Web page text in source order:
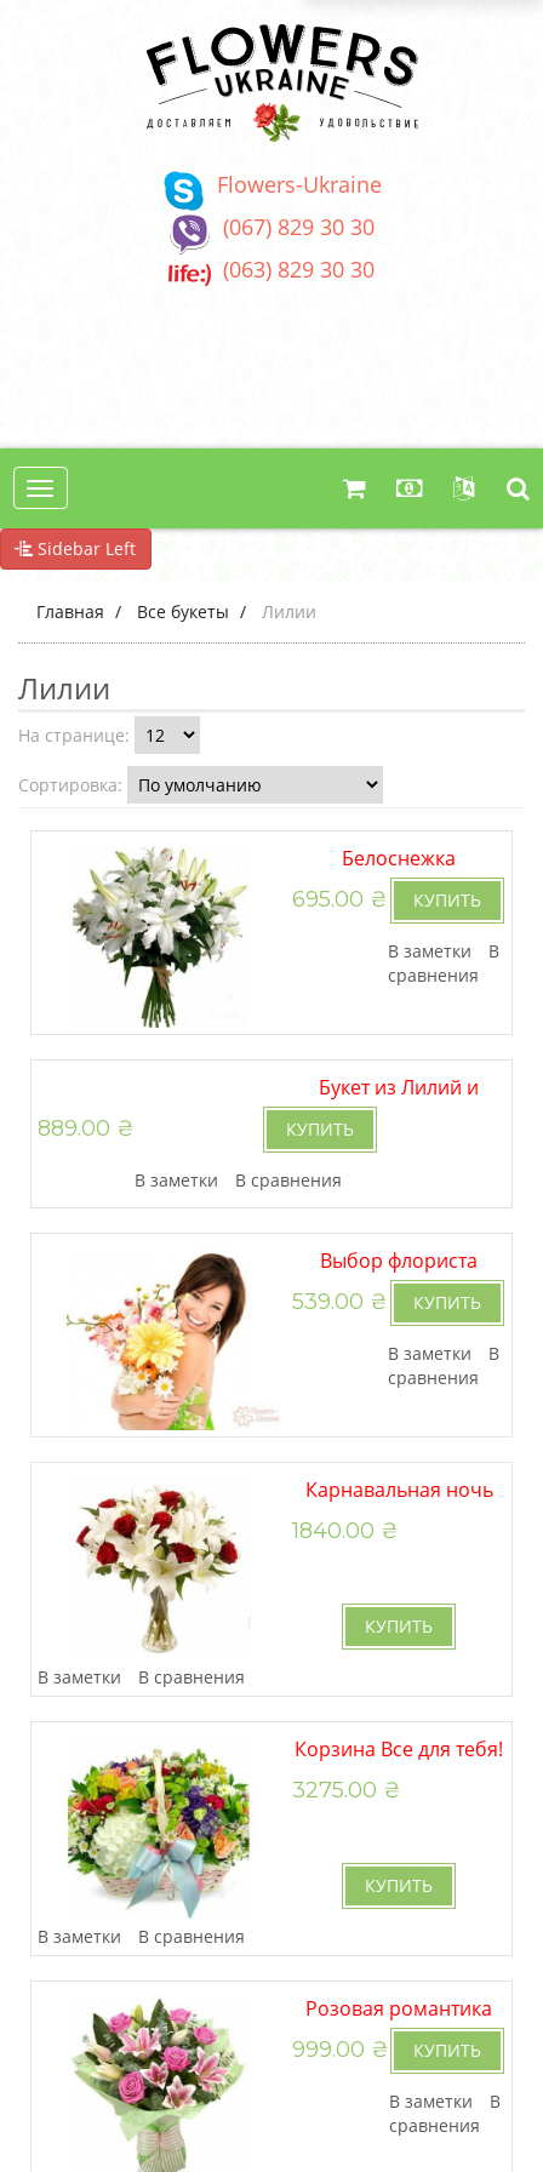
Flowers-Ukraine
(067) 829 30 30
(063) 829 30 30
Toggle
navigation
Sidebar Left
Главная Все букеты Лилии
Лилии
На странице:
Сортировка:
Белоснежка
695.00 ₴
КУПИТЬ
В заметки
В
сравнения
Букет из Лилий и
889.00 ₴ КУПИТЬ
В заметки В сравнения
Выбор флориста
539.00 ₴
КУПИТЬ
В заметки
В
сравнения
Карнавальная ночь
1840.00 ₴
КУПИТЬ
В заметки В сравнения
Корзина Все для тебя!
3275.00 ₴
КУПИТЬ
В заметки В сравнения
Розовая романтика
999.00 ₴
КУПИТЬ
В заметки
В
сравнения